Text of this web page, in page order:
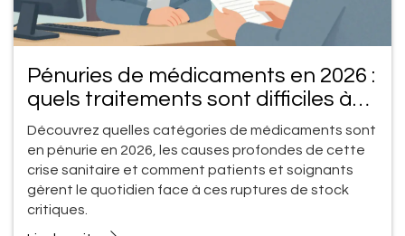
Pénuries de médicaments en 2026 :
quels traitements sont difficiles à
trouver ?
Découvrez quelles catégories de médicaments sont
en pénurie en 2026, les causes profondes de cette
crise sanitaire et comment patients et soignants
gèrent le quotidien face à ces ruptures de stock
critiques.